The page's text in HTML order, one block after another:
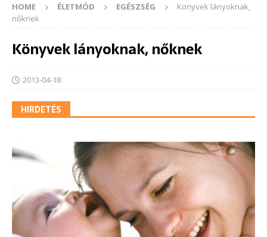
HOME ÉLETMÓD EGÉSZSÉG
Könyvek lányoknak,
nőknek
Könyvek lányoknak, nőknek
2013-04-18
HIRDETÉS